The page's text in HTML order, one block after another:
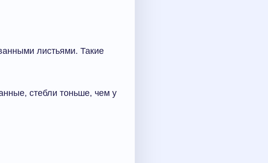
листьями. Такие
стебли тоньше, чем у